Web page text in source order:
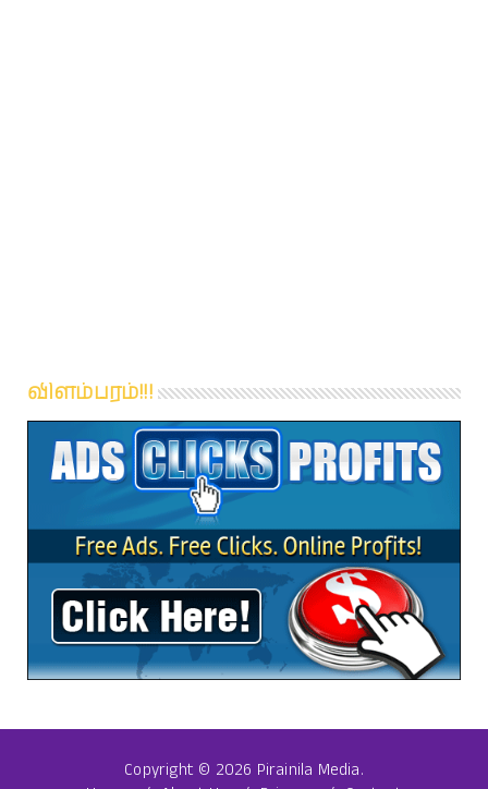
விளம்பரம்!!!
Copyright © 2026 Pirainila Media.